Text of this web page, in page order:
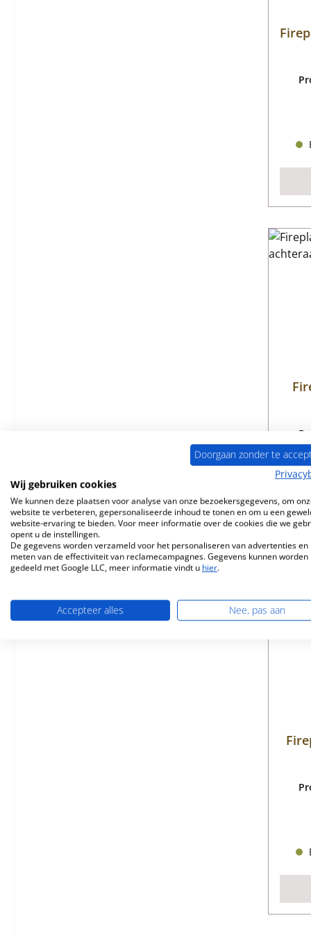
Doorgaan zonder te
Wij gebruiken cookies
We kunnen deze plaatsen voor analyse van onze bezoekersgegevens, om
website te verbeteren, gepersonaliseerde inhoud te tonen en om u een
website-ervaring te bieden. Voor meer informatie over de cookies die we
opent u de instellingen.
De gegevens worden verzameld voor het personaliseren van advertenties en
meten van de effectiviteit van reclamecampagnes. Gegevens kunnen worden
gedeeld met Google LLC, meer informatie vindt u hier.
Accepteer alles Nee, pas aan